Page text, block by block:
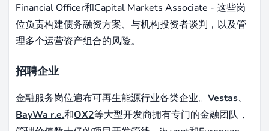
Financial Officer和Capital Markets Associate - 这些岗
位负责构建债务融资方案、与机构投资者谈判，以及管
理多个运营资产组合的风险。
招聘企业
金融服务岗位遍布可再生能源行业各类企业。Vestas、
BayWa r.e.和OX2等大型开发商拥有专门的金融团队，